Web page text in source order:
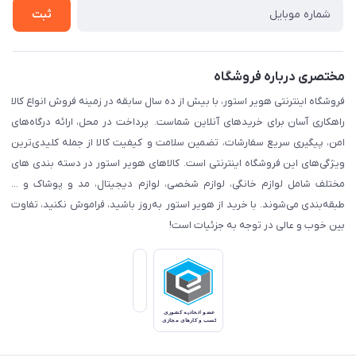
راهنما
ثبت
مختصری درباره فروشگاه
فروشگاه اینترنتی هویر استور، با بیش از ده سال سابقه در زمینه فروش انواع کالا
راهکاری آسان برای خریدهای آنلاین شماست. پرداخت در محل، ارائه درگاه‌های
امن، پیگیری سریع سفارشات، تضمین سلامت و کیفیت کالا از جمله کلیدی‌ترین
ویژگی‌های این فروشگاه اینترنتی است. کالاهای هویر استور در دسته بندی های
مختلف شامل لوازم خانگی، لوازم شخصی، لوازم دیجیتال، مد و پوشاک و ...
طبقه‌بندی می‌شوند. با خرید از هویر استور به‌روز باشید، فراموش نکنید، تفاوت
بین خوب و عالی در توجه به جزئیات است!